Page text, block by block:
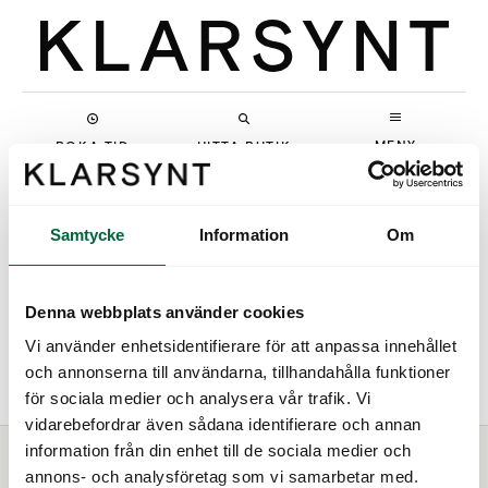
Samtycke Information Om
Denna webbplats använder cookies
Vi använder enhetsidentifierare för att anpassa innehållet
och annonserna till användarna, tillhandahålla funktioner
för sociala medier och analysera vår trafik. Vi
vidarebefordrar även sådana identifierare och annan
information från din enhet till de sociala medier och
annons- och analysföretag som vi samarbetar med.
BOKA TID HITTA BUTIK MENY
Police